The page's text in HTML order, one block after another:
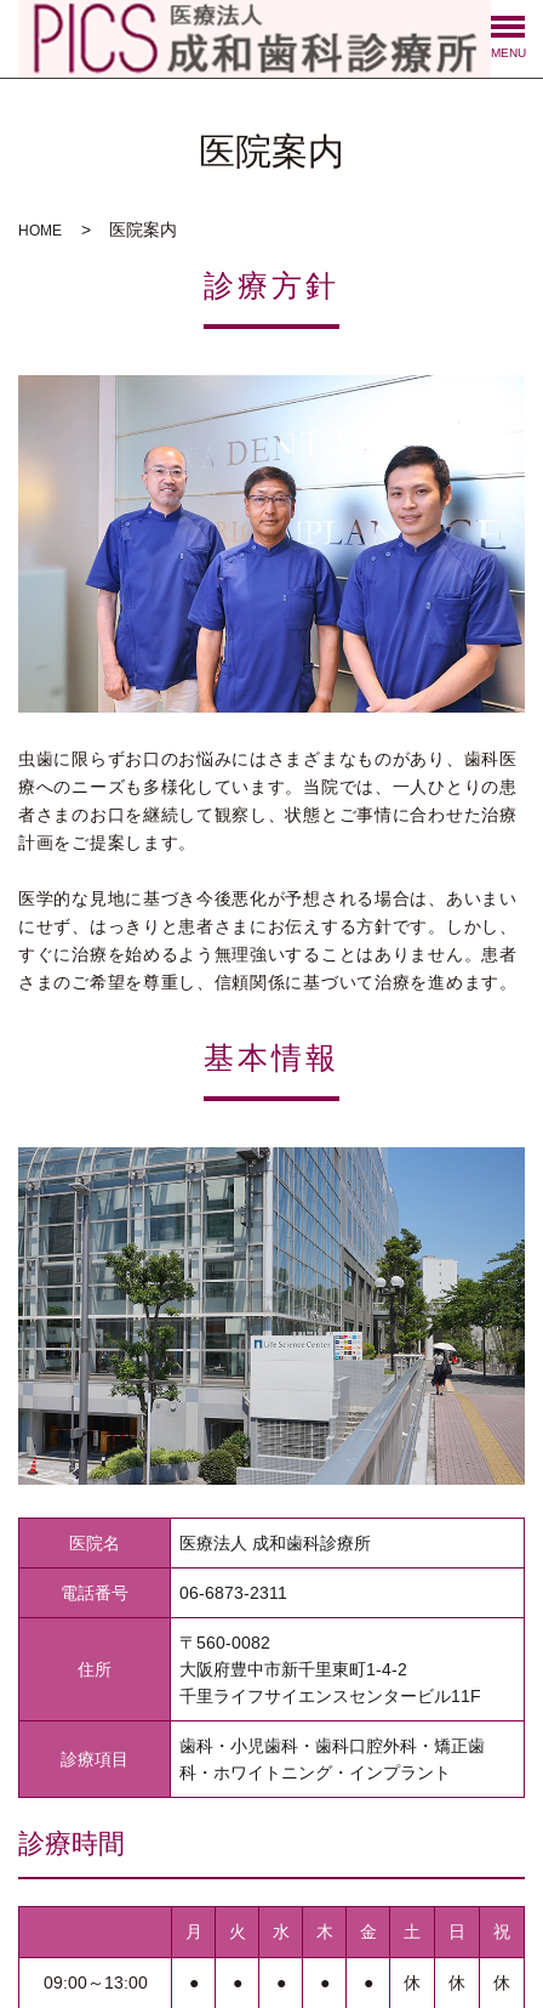
MENU
医院案内
HOME 医院案内
診療方針
虫歯に限らずお口のお悩みにはさまざまなものがあり、歯科医
療へのニーズも多様化しています。当院では、一人ひとりの患
者さまのお口を継続して観察し、状態とご事情に合わせた治療
計画をご提案します。
医学的な見地に基づき今後悪化が予想される場合は、あいまい
にせず、はっきりと患者さまにお伝えする方針です。しかし、
すぐに治療を始めるよう無理強いすることはありません。患者
さまのご希望を尊重し、信頼関係に基づいて治療を進めます。
基本情報
医院名 医療法人 成和歯科診療所
電話番号 06-6873-2311
住所
〒560-0082
大阪府豊中市新千里東町1-4-2
千里ライフサイエンスセンタービル11F
診療項目
歯科・小児歯科・歯科口腔外科・矯正歯
科・ホワイトニング・インプラント
診療時間
月 火 水 木 金 土 日 祝
09:00～13:00 ● ● ● ● ● 休 休 休